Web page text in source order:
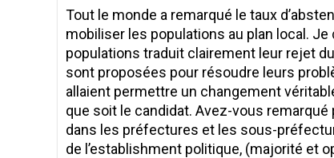
Tout le monde a remarqué le taux
mobiliser les populations au plan local.
populations traduit clairement leur rejet
sont proposées pour résoudre leurs
allaient permettre un changement
que soit le candidat. Avez-vous
dans les préfectures et les sous-
de l’establishment politique, (majorité et